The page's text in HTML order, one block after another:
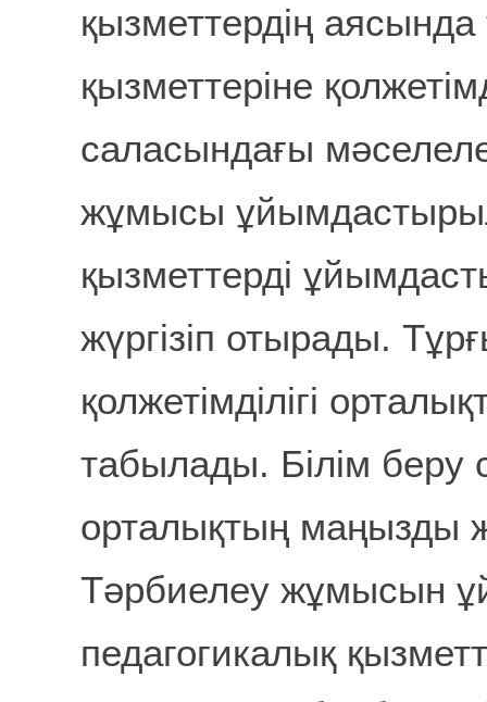
қызметтердің
қызметтеріне
саласындағы
жұмысы
қызметтерді
жүргізіп отырады.
қолжетімділігі
табылады. Білім
орталықтың
Тәрбиелеу жұмысын
педагогикалық